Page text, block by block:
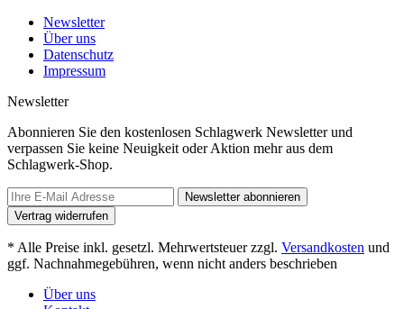
Newsletter
Über uns
Datenschutz
Impressum
Newsletter
Abonnieren Sie den kostenlosen Schlagwerk Newsletter und
verpassen Sie keine Neuigkeit oder Aktion mehr aus dem
Schlagwerk-Shop.
Newsletter abonnieren
Vertrag widerrufen
* Alle Preise inkl. gesetzl. Mehrwertsteuer zzgl. Versandkosten und
ggf. Nachnahmegebühren, wenn nicht anders beschrieben
Über uns